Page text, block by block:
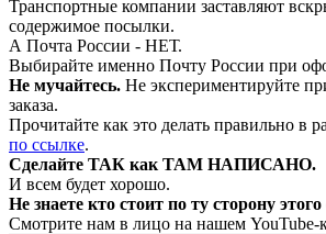
Транспортные компании заставляют
содержимое посылки.
А Почта России - НЕТ.
Выбирайте именно Почту России при
Не мучайтесь. Не экспериментируйте
заказа.
Прочитайте как это делать правильно в
по ссылке.
Сделайте ТАК как ТАМ НАПИСАНО.
И всем будет хорошо.
Не знаете кто стоит по ту сторону этого
Смотрите нам в лицо на нашем YouTube-